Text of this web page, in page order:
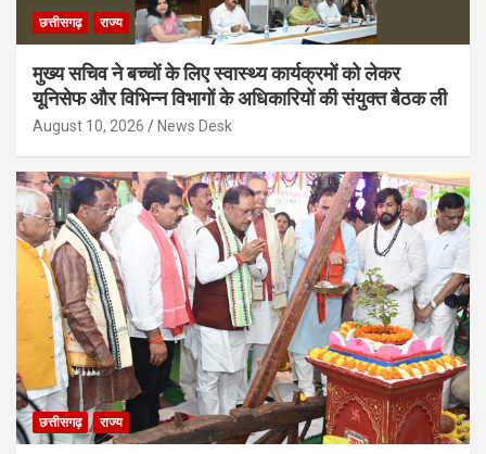
छत्तीसगढ़ राज्य
मुख्य सचिव ने बच्चों के लिए स्वास्थ्य कार्यक्रमों को लेकर
यूनिसेफ और विभिन्न विभागों के अधिकारियों की संयुक्त बैठक ली
August 10, 2026 News Desk
छत्तीसगढ़ राज्य